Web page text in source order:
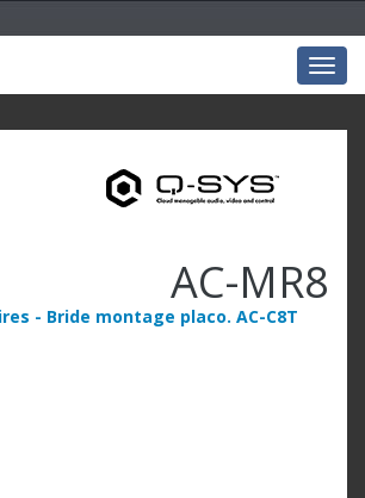
AC-MR8
- Bride montage placo. AC-C8T